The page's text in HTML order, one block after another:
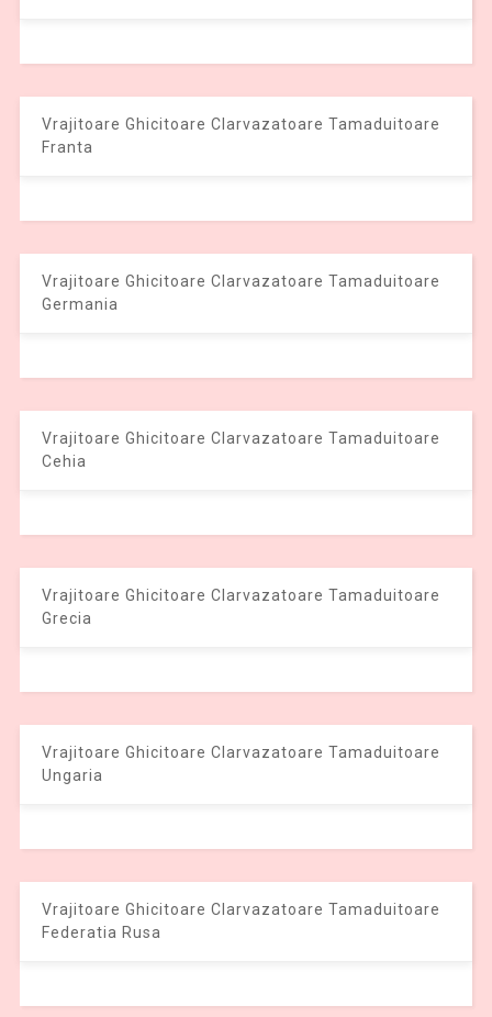
Vrajitoare Ghicitoare Clarvazatoare Tamaduitoare
Franta
Vrajitoare Ghicitoare Clarvazatoare Tamaduitoare
Germania
Vrajitoare Ghicitoare Clarvazatoare Tamaduitoare
Cehia
Vrajitoare Ghicitoare Clarvazatoare Tamaduitoare
Grecia
Vrajitoare Ghicitoare Clarvazatoare Tamaduitoare
Ungaria
Vrajitoare Ghicitoare Clarvazatoare Tamaduitoare
Federatia Rusa